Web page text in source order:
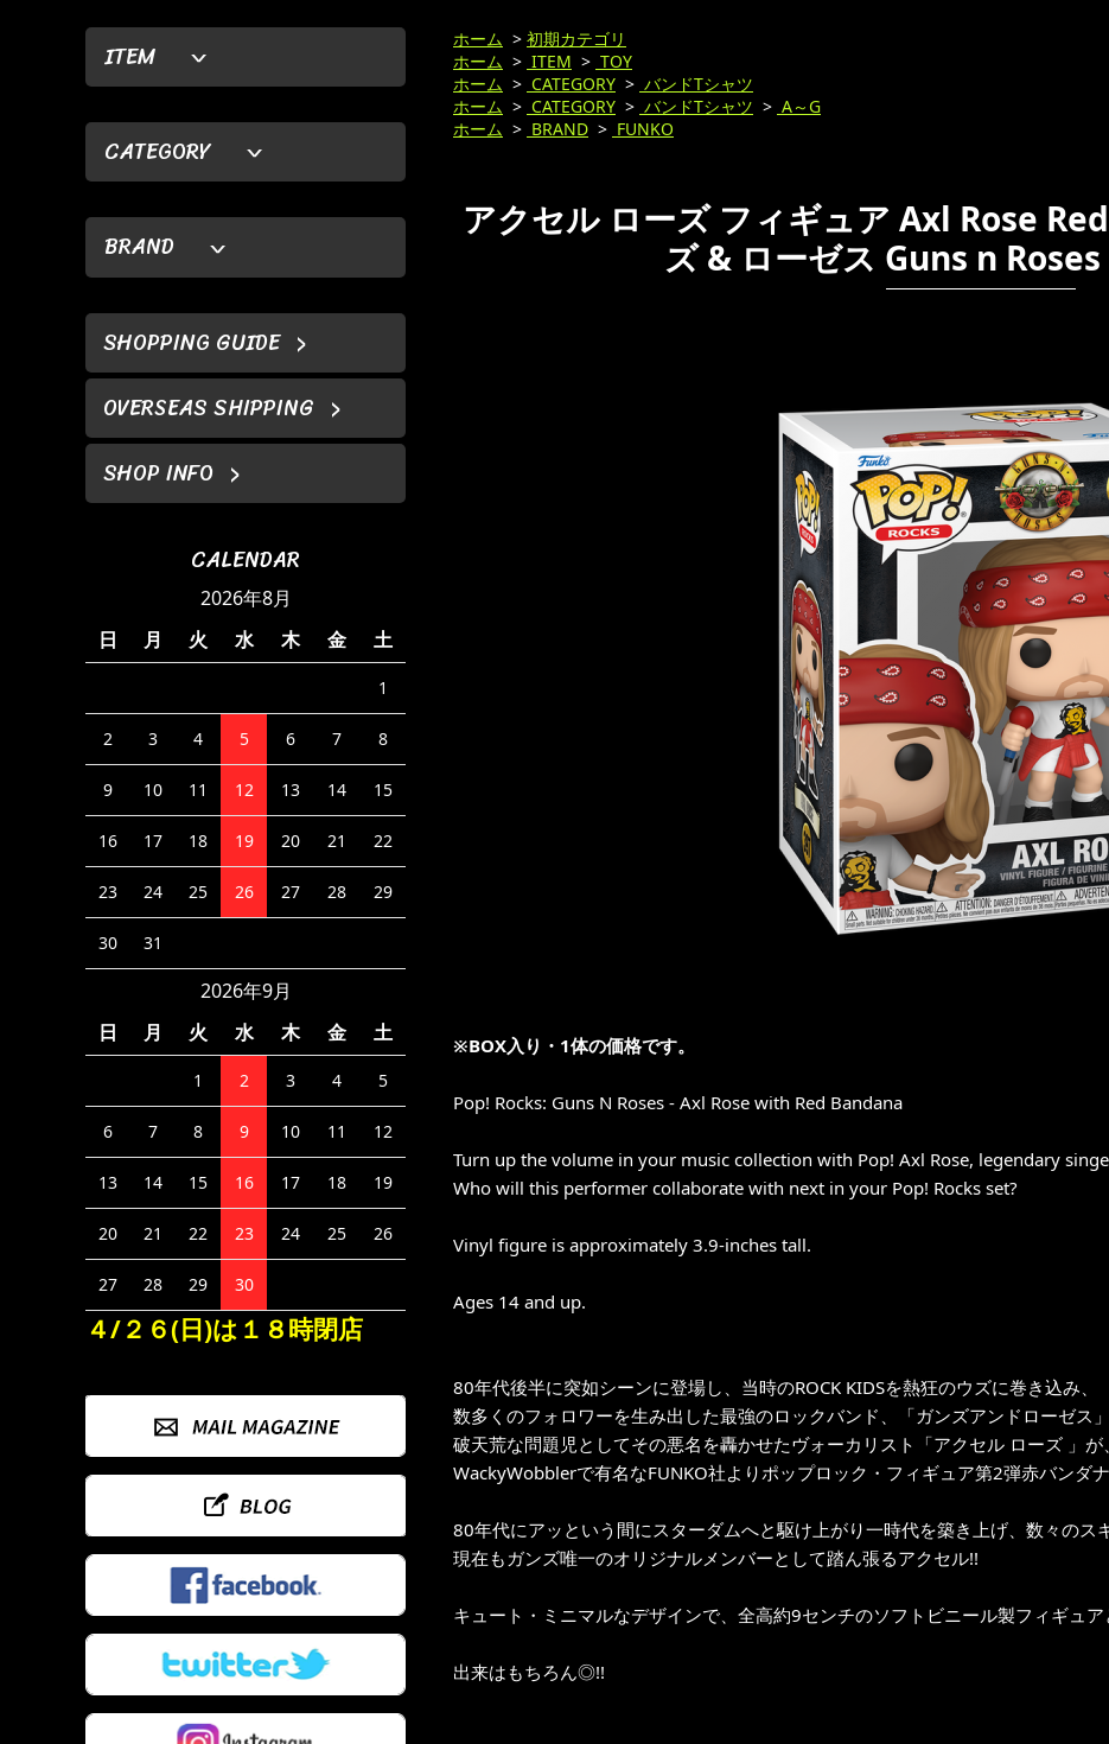
ITEM
CATEGORY
BRAND
SHOPPING GUIDE
OVERSEAS SHIPPING
SHOP INFO
CALENDAR
2026年8月
日
月 火 水 木 金 土
1
2 3 4 5 6 7 8
9 10 11 12 13 14 15
16 17 18 19 20 21 22
23 24 25 26 27 28 29
30 31
2026年9月
日
月 火 水 木 金 土
1 2 3 4 5
6 7 8 9 10 11 12
13 14 15 16 17 18 19
20 21 22 23 24 25 26
27 28 29 30
４/２６(日)は１８時閉店
ホーム > 初期カテゴリ
ホーム > ITEM > TOY
ホーム > CATEGORY > バンドTシャツ
ホーム > CATEGORY > バンドTシャツ > A～G
ホーム > BRAND > FUNKO
アクセル ローズ フィギュア Axl Rose
ズ & ローゼス Guns n Roses
※BOX入り・1体の価格です。
Pop! Rocks: Guns N Roses - Axl Rose with Red Bandana
Turn up the volume in your music collection with Pop! Axl Rose, legendary
Who will this performer collaborate with next in your Pop! Rocks set?
Vinyl figure is approximately 3.9-inches tall.
Ages 14 and up.
80年代後半に突如シーンに登場し、当時のROCK KIDSを熱狂のウズに巻き込み、
数多くのフォロワーを生み出した最強のロックバンド、「ガンズアンドローゼス」
破天荒な問題児としてその悪名を轟かせたヴォーカリスト「アクセル ローズ 」が、
WackyWobblerで有名なFUNKO社よりポップロック・フィギュア第2弾赤バンダ
80年代にアッという間にスターダムへと駆け上がり一時代を築き上げ、数々のス
現在もガンズ唯一のオリジナルメンバーとして踏ん張るアクセル!!
キュート・ミニマルなデザインで、全高約9センチのソフトビニール製フィギュア
出来はもちろん◎!!